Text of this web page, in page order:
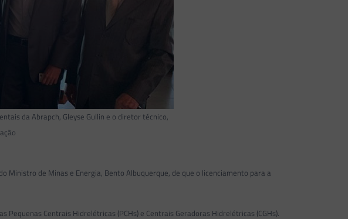
da Abrapch, Gleyse Gullin e o diretor técnico,
Ministro de Minas e Energia, Bento Albuquerque, de que o licenciamento para a
Centrais Hidrelétricas (PCHs) e Centrais Geradoras Hidrelétricas (CGHs).